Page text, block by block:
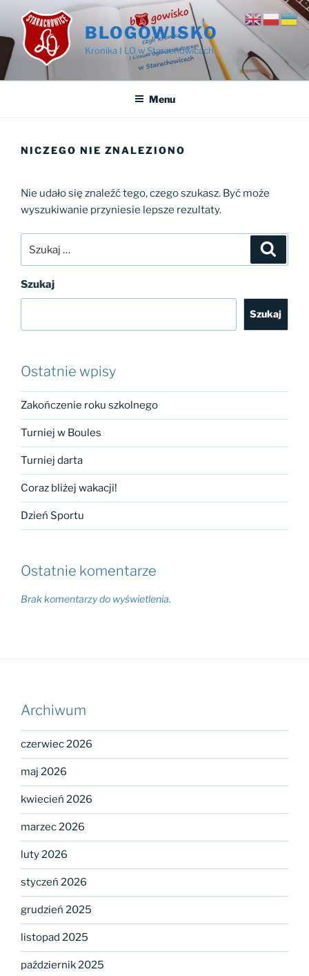
Przejdź
treści
BLOGOWISKO
Kronika I LO w Starachowicach
Menu
NICZEGO NIE ZNALEZIONO
Nie udało się znaleźć tego, czego szukasz. Być może
wyszukiwanie przyniesie lepsze rezultaty.
Szukaj
Szukaj
Ostatnie wpisy
Zakończenie roku szkolnego
Turniej w Boules
Turniej darta
Coraz bliżej wakacji!
Dzień Sportu
Ostatnie komentarze
Brak komentarzy do wyświetlenia.
Archiwum
czerwiec 2026
maj 2026
kwiecień 2026
marzec 2026
luty 2026
styczeń 2026
grudzień 2025
listopad 2025
październik 2025